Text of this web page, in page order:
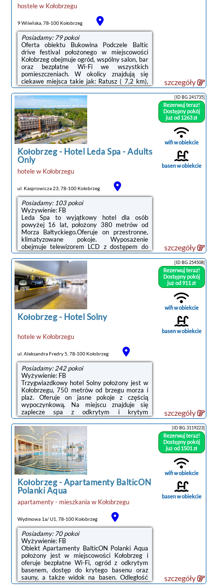
hostelew Kołobrzegu
9 Wileńska, 78-100 Kołobrzeg
Posiadamy: 79 pokoi
Oferta obiektu Bukowina Podczele Baltic
drive festival położonego w miejscowości
Kołobrzeg obejmuje ogród, wspólny salon, bar
oraz bezpłatne Wi-Fi we wszystkich
pomieszczeniach. W okolicy znajdują się
ciekawe miejsca takie jak: Ratusz ( 7,2 km),
PKP Kołobrzeg ( 8,1 km), Molo w Kołobrzegu
( 8,8 km). Obiekt jest idealnym wyborem dla
niepalących. Odległość ważnych miejsc od
obiektu: Plaża Podczele – niecały kilometr.W
każdym pokoju w obiekcie zapewniono
prywatną łazienkę z prysznicem, a z
wybranych pokoi roztacza się widok na
ogród.Na miejscu serwowane jest śniadanie
w formie ...
szczegóły
Kołobrzeg- Hotel Leda Spa - Adults
Only
hotelew Kołobrzegu
ul. Kasprowicza 23, 78-100 Kołobrzeg
Posiadamy: 103 pokoi
Wyżywienie: FB
Leda Spa to wyjątkowy hotel dla osób
powyżej 16 lat, położony 380 metrów od
Morza Bałtyckiego.Oferuje on przestronne,
klimatyzowane pokoje. Wyposażenie
obejmuje telewizorem LCD z dostępem do
kanałów satelitarnych. Na miejscu Goście
mogą bezpłatnie korzystać z WiFi. Podczas
pobytu Goście mogą zrelaksować się w
luksusowym spa.Wszystkie pokoje są
nowocześnie urządzone i zostały wyposażone
w minibar. Do dyspozycji Gości jest również
wygodna część wypoczynkowa oraz sejf. W
obiekcie zapewniono szlafroki dla Gości.Na
terenie obiektu działają 2 restauracje.
Codziennie o ...
[ID BG.241735]
Rezerwuj teraz!
Dostępny pokój
już od 1263 zł
wifi w obiekcie
basen w obiekcie
szczegóły
Kołobrzeg- Hotel Solny
hotelew Kołobrzegu
ul. Aleksandra Fredry 5, 78-100 Kołobrzeg
Posiadamy: 242 pokoi
Wyżywienie: FB
Trzygwiazdkowy hotel Solny położony jest w
Kołobrzegu, 750 metrów od brzegu morza i
plaż. Oferuje on jasne pokoje z częścią
wypoczynkową. Na miejscu znajduje się
zaplecze spa z odkrytym i krytym
basenem.Wszystkie pokoje w hotelu Solny
zostały klasycznie urządzone i obejmują
przestronną łazienkę. W każdym z nich
zapewniono telewizor z dostępem do kanałów
satelitarnych oraz miejsce do pracy.Podczas
pobytu Goście mogą korzystać z hotelowego
centrum odnowy biologicznej z gabinetem
kosmetycznym i sauną. Do ich dyspozycji jest
także duży ogród z altaną.Codziennie rano w
hotelu ...
[ID BG.254508]
Rezerwuj teraz!
Dostępny pokój
już od 911 zł
wifi w obiekcie
basen w obiekcie
szczegóły
Kołobrzeg-Apartamenty BalticON
Polanki Aqua
apartamenty - mieszkania w Kołobrzegu
Wydmowa 1a/ U1, 78-100 Kołobrzeg
Posiadamy: 70 pokoi
Wyżywienie: FB
Obiekt Apartamenty BalticON Polanki Aqua
położony jest w miejscowości Kołobrzeg i
oferuje bezpłatne Wi-Fi, ogród z odkrytym
basenem, dostęp do krytego basenu oraz
sauny, a także widok na basen. Odległość
[ID BG.3119223]
Rezerwuj teraz!
Dostępny pokój
już od 1501 zł
wifi w obiekcie
basen w obiekcie
szczegóły